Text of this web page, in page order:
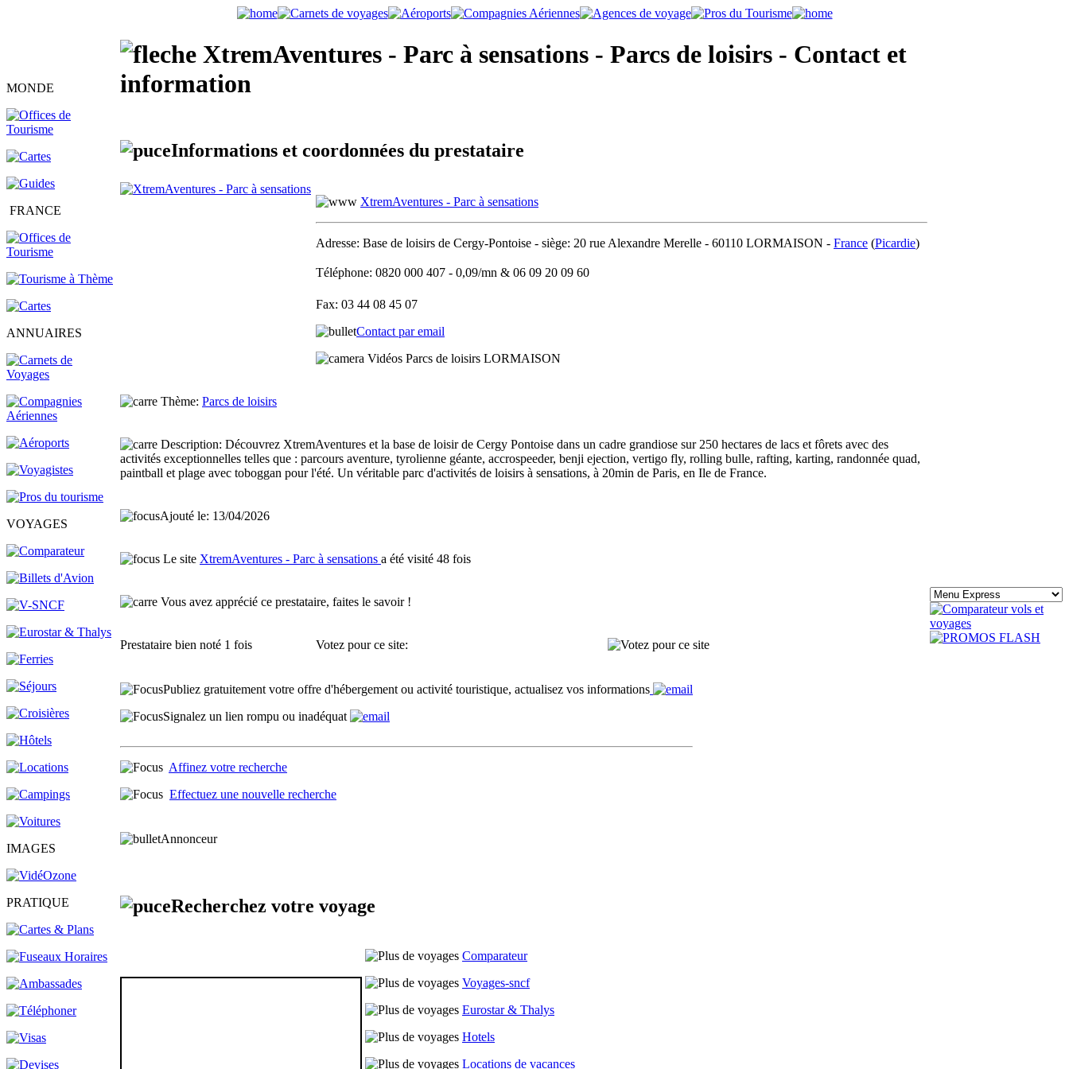
MONDE
FRANCE
ANNUAIRES
VOYAGES
IMAGES
PRATIQUE
XtremAventures - Parc à sensations - Parcs de loisirs - Contact et
information
Informations et coordonnées du prestataire
XtremAventures - Parc à sensations
Adresse: Base de loisirs de Cergy-Pontoise - siège: 20 rue Alexandre Merelle - 60110 LORMAISON - France (Picardie)
Téléphone: 0820 000 407 - 0,09/mn & 06 09 20 09 60
Fax: 03 44 08 45 07
Contact par email
Vidéos Parcs de loisirs LORMAISON
Thème: Parcs de loisirs
Description: Découvrez XtremAventures et la base de loisir de Cergy Pontoise dans un cadre grandiose sur 250 hectares de lacs et fôrets avec des
activités exceptionnelles telles que : parcours aventure, tyrolienne géante, accrospeeder, benji ejection, vertigo fly, rolling bulle, rafting, karting, randonnée quad,
paintball et plage avec toboggan pour l'été. Un véritable parc d'activités de loisirs à sensations, à 20min de Paris, en Ile de France.
Ajouté le: 13/04/2026
Le site XtremAventures - Parc à sensations a été visité 48 fois
Vous avez apprécié ce prestataire, faites le savoir !
Prestataire bien noté 1 fois Votez pour ce site:
Publiez gratuitement votre offre d'hébergement ou activité touristique, actualisez vos informations
Signalez un lien rompu ou inadéquat
Affinez votre recherche
Effectuez une nouvelle recherche
Annonceur
Recherchez votre voyage
Comparateur
Voyages-sncf
Eurostar & Thalys
Hotels
Locations de vacances